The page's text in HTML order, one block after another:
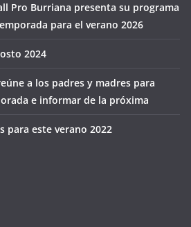
Pro Burriana presenta su programa
para el verano 2026
2024
a los padres y madres para
e informar de la próxima
para este verano 2022